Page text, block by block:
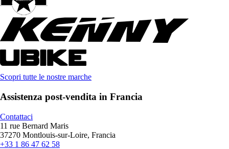
Scopri tutte le nostre marche
Assistenza post-vendita in Francia
Contattaci
11 rue Bernard Maris
37270 Montlouis-sur-Loire, Francia
+33 1 86 47 62 58